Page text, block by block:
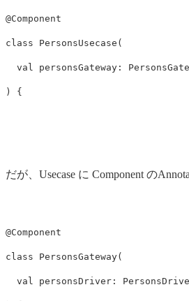
@Component
class PersonsUsecase (
val personsGateway :
) {
だが、Usecase に Component の
@Component
class PersonsGateway(
val personsDriver :